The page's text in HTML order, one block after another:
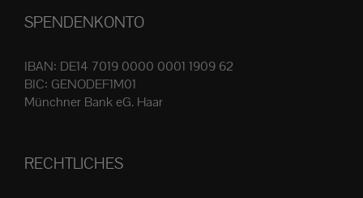
SPENDENKONTO
IBAN: DE14 7019 0000 0001 1909 62
BIC: GENODEF1M01
Münchner Bank eG. Haar
RECHTLICHES